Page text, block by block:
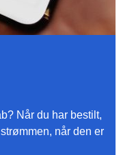
Når du har bestilt,
når den er